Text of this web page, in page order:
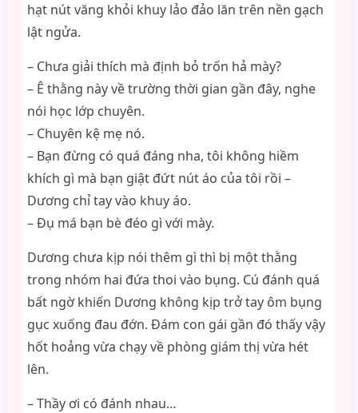
hạt nút văng khỏi khuy lảo đảo lăn trên nền gạch
lật ngửa.
– Chưa giải thích mà định bỏ trốn hả mày?
– Ê thằng này về trường thời gian gần đây, nghe
nói học lớp chuyên.
– Chuyên kệ mẹ nó.
– Bạn đừng có quá đáng nha, tôi không hiềm
khích gì mà bạn giật đứt nút áo của tôi rồi –
Dương chỉ tay vào khuy áo.
– Đụ má bạn bè đéo gì với mày.
Dương chưa kịp nói thêm gì thì bị một thằng
trong nhóm hai đứa thoi vào bụng. Cú đánh quá
bất ngờ khiến Dương không kịp trở tay ôm bụng
gục xuống đau đớn. Đám con gái gần đó thấy vậy
hốt hoảng vừa chạy về phòng giám thị vừa hét
lên.
– Thầy ơi có đánh nhau…